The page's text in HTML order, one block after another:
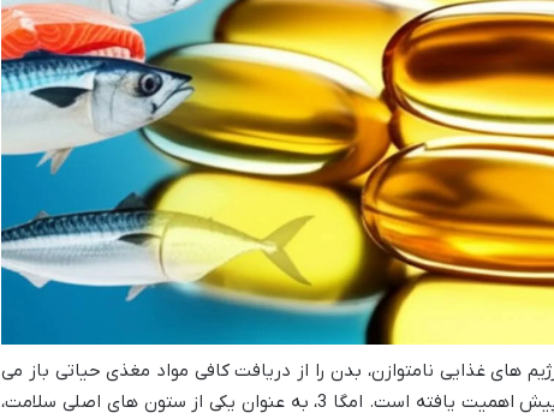
های غذایی نامتوازن، بدن را از دریافت کافی مواد مغذی حیاتی باز می
دارند، توجه به مکمل های غذایی بیش از پیش اهمیت یافته است. امگا 3، به عنوان یکی از ستون های اصلی سلامت،